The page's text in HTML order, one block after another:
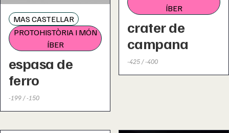
MAS CASTELLAR
PROTOHISTÒRIA I MÓN
ÍBER
espasa de
ferro
-199 / -150
ÍBER
crater de
campana
-425 / -400